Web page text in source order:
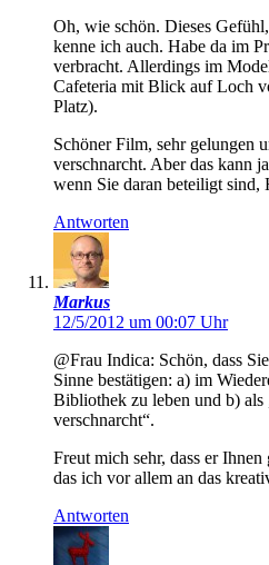
Oh, wie schön. Dieses
kenne ich auch. Habe da im
verbracht. Allerdings im
Cafeteria mit Blick auf Loch
Platz).
Schöner Film, sehr gelungen
verschnarcht. Aber das kann
wenn Sie daran beteiligt sind,
Antworten
Markus
12/5/2012 um 00:07 Uhr
@Frau Indica: Schön, dass
Sinne bestätigen: a) im
Bibliothek zu leben und b) als
verschnarcht“.
Freut mich sehr, dass er
das ich vor allem an das
Antworten